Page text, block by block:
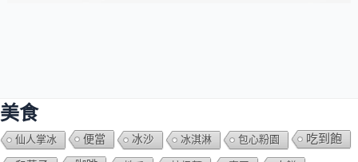
美食
仙人掌冰 便當 冰沙 冰淇淋 包心粉園 吃到飽